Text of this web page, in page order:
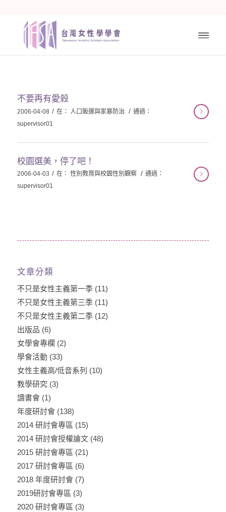
不要再有愛殺
2006-04-08 / 在： 人口販運與家暴防治 / 通過：
supervisor01
校園選美，停了吧！
2006-04-03 / 在： 性別教育與校園性別觀察 / 通過：
supervisor01
文章分類
不只是女性主義第一季(11)
不只是女性主義第三季(11)
不只是女性主義第二季(12)
出版品 (6)
女學會專欄 (2)
學會活動 (33)
女性主義高/低音系列 (10)
教學研究(3)
讀書會(1)
年度研討會(138)
2014 研討會專區 (15)
2014 研討會授權論文(48)
2015 研討會專區 (21)
2017 研討會專區 (6)
2018 年度研討會(7)
2019研討會專區 (3)
2020 研討會專區 (3)